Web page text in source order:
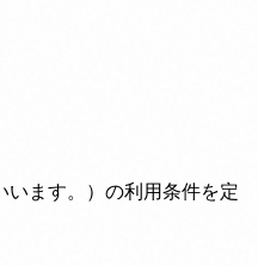
ます。）の利用条件を定